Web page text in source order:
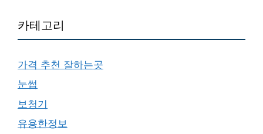
카테고리
가격 추천 잘하는곳
눈썹
보청기
유용한정보